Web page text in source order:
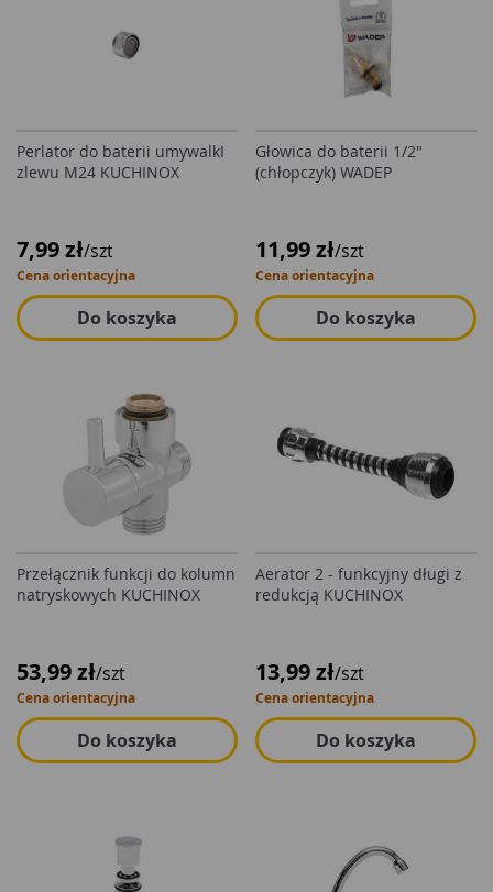
Perlator do baterii umywalkI
zlewu M24 KUCHINOX
7,99 zł/szt
Cena orientacyjna
Do koszyka
Głowica do baterii 1/2"
(chłopczyk) WADEP
11,99 zł/szt
Cena orientacyjna
Do koszyka
Przełącznik funkcji do kolumn
natryskowych KUCHINOX
53,99 zł/szt
Cena orientacyjna
Do koszyka
Aerator 2 - funkcyjny długi z
redukcją KUCHINOX
13,99 zł/szt
Cena orientacyjna
Do koszyka